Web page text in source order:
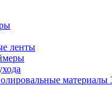
ленты
материалы